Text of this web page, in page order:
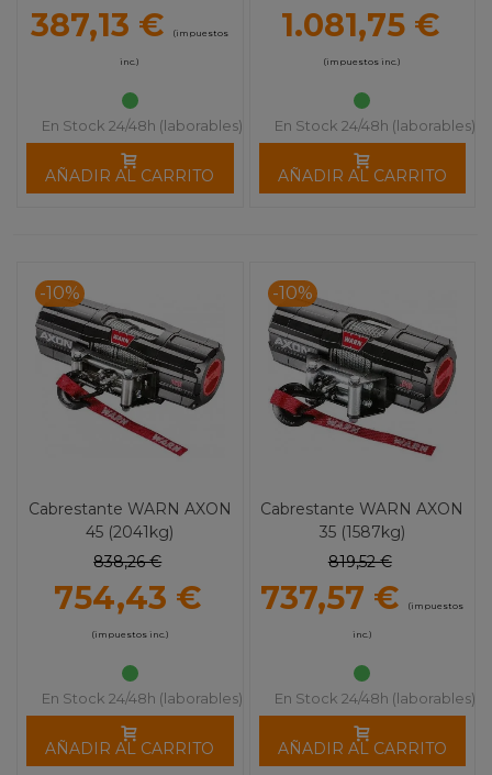
387,13 € (impuestos
inc.)
En Stock 24/48h (laborables)
AÑADIR AL CARRITO
1.081,75 €
(impuestos inc.)
En Stock 24/48h (laborables)
AÑADIR AL CARRITO
-10%
Cabrestante WARN AXON
45 (2041kg)
838,26 €
754,43 €
(impuestos inc.)
En Stock 24/48h (laborables)
AÑADIR AL CARRITO
-10%
Cabrestante WARN AXON
35 (1587kg)
819,52 €
737,57 € (impuestos
inc.)
En Stock 24/48h (laborables)
AÑADIR AL CARRITO